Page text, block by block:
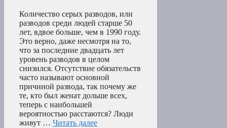
Количество серых разводов, или
разводов среди людей старше 50
лет, вдвое больше, чем в 1990 году.
Это верно, даже несмотря на то,
что за последние двадцать лет
уровень разводов в целом
снизился. Отсутствие обязательств
часто называют основной
причиной развода, так почему же
те, кто был женат дольше всех,
теперь с наибольшей
вероятностью расстаются? Люди
живут … Читать далее